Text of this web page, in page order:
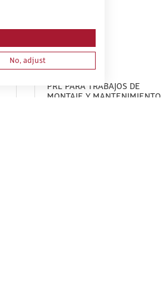
PRL PARA TRABAJOS DE
MONTAJE Y MANTENIMIENTO
No, adjust